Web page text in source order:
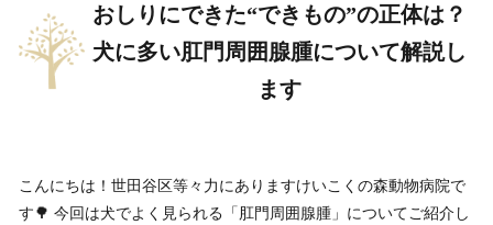
おしりにできた“できもの”の正体は？
犬に多い肛門周囲腺腫について解説し
ます
こんにちは！世田谷区等々力にありますけいこくの森動物病院で
す🌳 今回は犬でよく見られる「肛門周囲腺腫」についてご紹介し